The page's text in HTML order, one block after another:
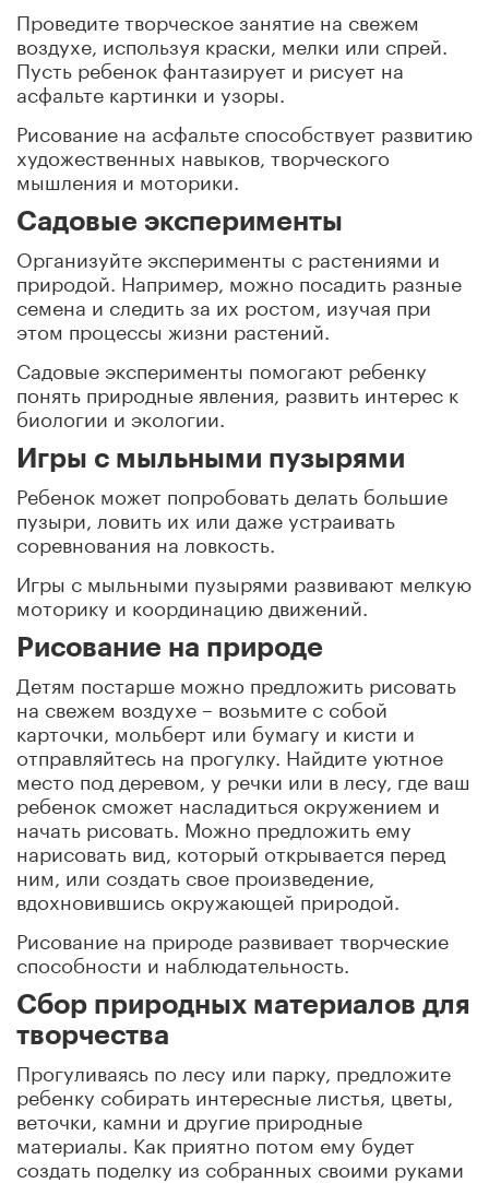
Проведите творческое занятие на свежем
воздухе, используя краски, мелки или спрей.
Пусть ребенок фантазирует и рисует на
асфальте картинки и узоры.
Рисование на асфальте способствует развитию
художественных навыков, творческого
мышления и моторики.
Садовые эксперименты
Организуйте эксперименты с растениями и
природой. Например, можно посадить разные
семена и следить за их ростом, изучая при
этом процессы жизни растений.
Садовые эксперименты помогают ребенку
понять природные явления, развить интерес к
биологии и экологии.
Игры с мыльными пузырями
Ребенок может попробовать делать большие
пузыри, ловить их или даже устраивать
соревнования на ловкость.
Игры с мыльными пузырями развивают мелкую
моторику и координацию движений.
Рисование на природе
Детям постарше можно предложить рисовать
на свежем воздухе – возьмите с собой
карточки, мольберт или бумагу и кисти и
отправляйтесь на прогулку. Найдите уютное
место под деревом, у речки или в лесу, где ваш
ребенок сможет насладиться окружением и
начать рисовать. Можно предложить ему
нарисовать вид, который открывается перед
ним, или создать свое произведение,
вдохновившись окружающей природой.
Рисование на природе развивает творческие
способности и наблюдательность.
Сбор природных материалов для
творчества
Прогуливаясь по лесу или парку, предложите
ребенку собирать интересные листья, цветы,
веточки, камни и другие природные
материалы. Как приятно потом ему будет
создать поделку из собранных своими руками